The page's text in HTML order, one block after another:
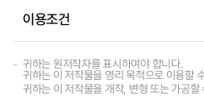
이용조건
귀하는 원저작자를 표시하여야 합니다.
귀하는 이 저작물을 영리 목적으로 이용할
귀하는 이 저작물을 개작, 변형 또는 가공할